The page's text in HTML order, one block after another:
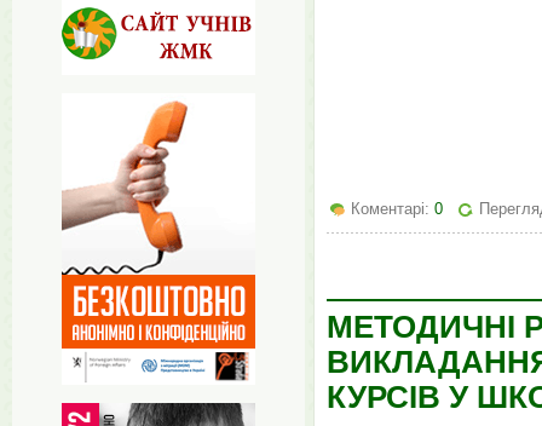
Коментарі: 0
МЕТОДИЧНІ
КУРСІВ У